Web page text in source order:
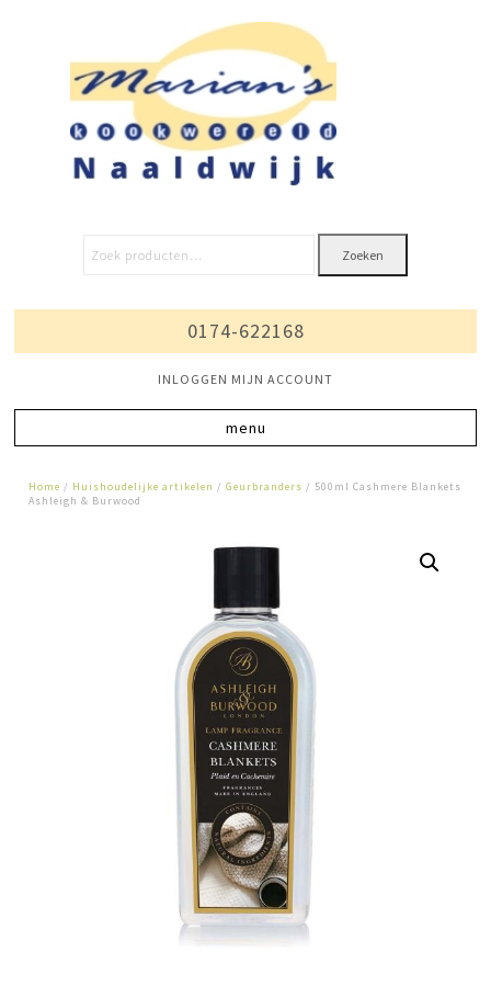
Zoeken
0174-622168
INLOGGEN MIJN ACCOUNT
Home / Huishoudelijke artikelen /Geurbranders / 500ml Cashmere Blankets
Ashleigh & Burwood